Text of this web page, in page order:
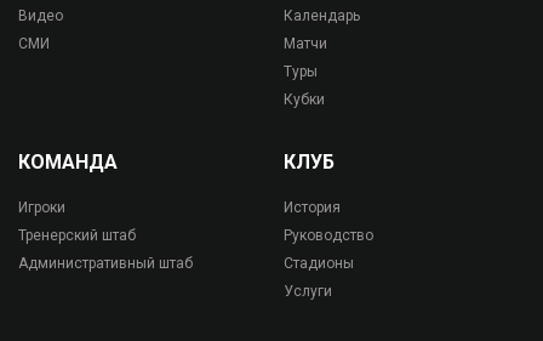
Видео
СМИ
Календарь
Матчи
Туры
Кубки
КОМАНДА
Игроки
Тренерский штаб
Административный штаб
КЛУБ
История
Руководство
Стадионы
Услуги